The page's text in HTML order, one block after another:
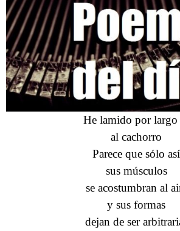
He lamido por largo
al cachorro
Parece que sólo así
sus músculos
se acostumbran al
y sus formas
dejan de ser